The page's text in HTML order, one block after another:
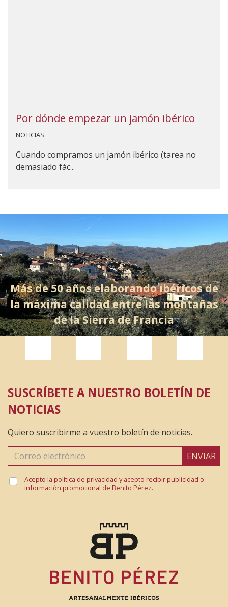
Por dónde empezar un jamón ibérico
NOTICIAS
Cuando compramos un jamón ibérico (tarea no
demasiado fác...
Más de 50 años elaborando ibéricos de
la máxima calidad entre las montañas
de la Sierra de Francia
SUSCRÍBETE A NUESTRO BOLETÍN DE
NOTICIAS
Quiero suscribirme a vuestro boletín de noticias.
ENVIAR
Acepto la política de privacidad y acepto recibir publicidad o
información promocional de Benito Pérez.